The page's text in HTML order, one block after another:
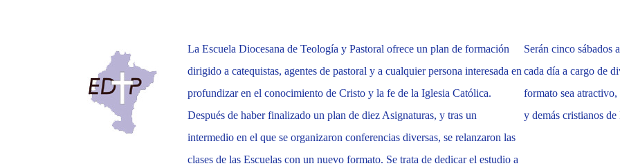
La Escuela Diocesana de Teología y Pastoral ofrece un plan de formación
dirigido a catequistas, agentes de pastoral y a cualquier persona interesada en
profundizar en el conocimiento de Cristo y la fe de la Iglesia Católica.
Después de haber finalizado un plan de diez Asignaturas, y tras un
intermedio en el que se organizaron conferencias diversas, se relanzaron las
clases de las Escuelas con un nuevo formato. Se trata de dedicar el estudio a
Serán cinco sábados
cada día a cargo de
formato sea atractivo,
y demás cristianos